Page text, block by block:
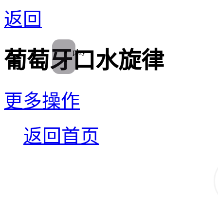
返回
葡萄牙口水旋律
更多操作
返回首页
play